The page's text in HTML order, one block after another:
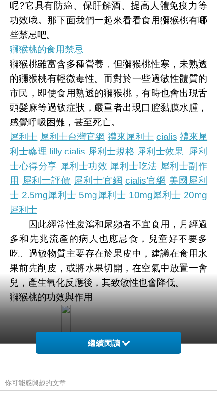
呢?它具有防癌、保肝解酒、提高人體免疫力等
功效哦。那下面我們一起來看看食用獼猴桃有哪
些禁忌吧。
獼猴桃的食用禁忌
獼猴桃雖富含多種營養，但獼猴桃性寒，未熟透
的獼猴桃有輕微毒性。而對於一些過敏性體質的
市民，即使食用熟透的獼猴桃，有時也會出現舌
頭髮麻等過敏症狀，嚴重者出現口腔黏膜水腫，
感覺呼吸困難，甚至死亡。
犀利士 犀利士台灣官網 禮來犀利士 cialis 禮來犀
利士藥理 lilly cialis 犀利士規格 犀利士效果
犀利
士心得分享 犀利士功效 犀利士吃法 犀利士副作
用
犀利士評價 犀利士官網 cialis官網 美國犀利
士 2.5mg犀利士 5mg犀利士 10mg犀利士 20mg
犀利士
因此經常性腹瀉和尿頻者不宜食用，月經過
多和先兆流產的病人也應忌食，兒童好不要多
吃。過敏物質主要存在於果皮中，建議在食用水
果前先削皮，或將水果切開，在空氣中放置一會
兒，產生氧化反應後，其致敏性也會降低。
獼猴桃的功效與作用
繼續閱讀
你可能感興趣的文章